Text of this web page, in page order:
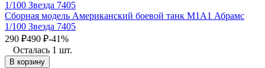
Сборная модель Американский боевой танк М1А1 Абрамс
1/100 Звезда 7405
290 ₽490 ₽-41%
Осталась 1 шт.
В корзину